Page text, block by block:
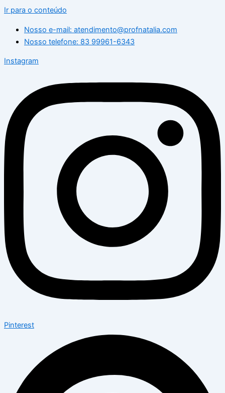
Ir para o conteúdo
Nosso e-mail: atendimento@profnatalia.com
Nosso telefone: 83 99961-6343
Instagram
Pinterest